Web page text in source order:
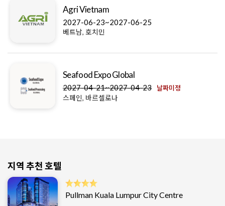
Agri Vietnam
2027-06-23~2027-06-25
베트남, 호치민
Seafood Expo Global
2027-04-21~2027-04-23 날짜미정
스페인, 바르셀로나
지역 추천 호텔
Pullman Kuala Lumpur City Centre